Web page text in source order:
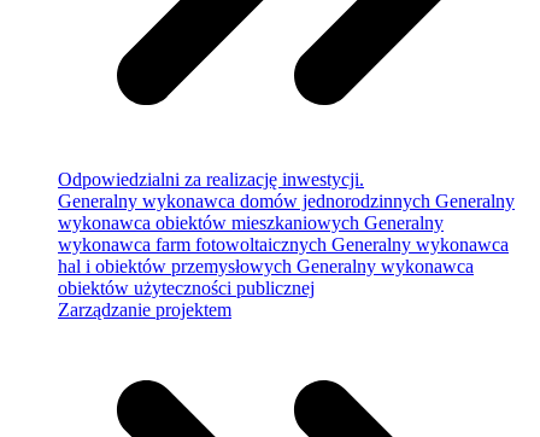
Odpowiedzialni za realizację inwestycji.
Generalny wykonawca domów jednorodzinnych Generalny
wykonawca obiektów mieszkaniowych Generalny
wykonawca farm fotowoltaicznych Generalny wykonawca
hal i obiektów przemysłowych Generalny wykonawca
obiektów użyteczności publicznej
Zarządzanie projektem